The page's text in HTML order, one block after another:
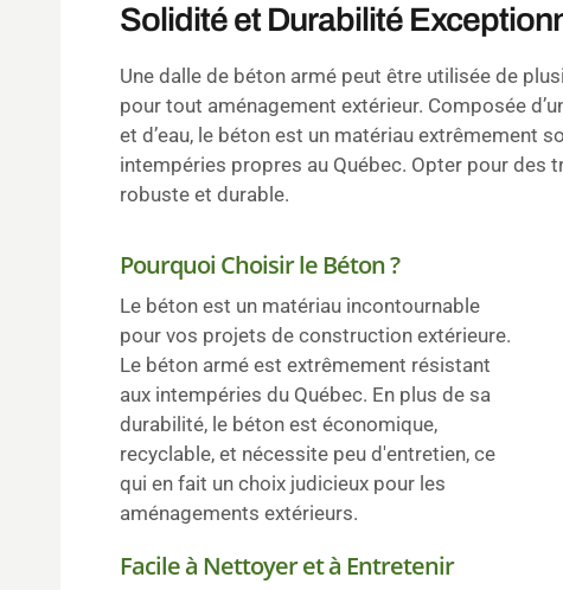
Solidité et Durabilité
Une dalle de béton armé peut être utilisée de
pour tout aménagement extérieur. Composée
et d’eau, le béton est un matériau extrêmement
intempéries propres au Québec. Opter pour des
robuste et durable.
Pourquoi Choisir le Béton ?
Le béton est un matériau incontournable
pour vos projets de construction extérieure.
Le béton armé est extrêmement résistant
aux intempéries du Québec. En plus de sa
durabilité, le béton est économique,
recyclable, et nécessite peu d'entretien, ce
qui en fait un choix judicieux pour les
aménagements extérieurs.
Facile à Nettoyer et à Entretenir